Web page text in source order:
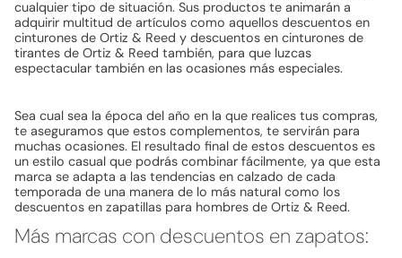
cualquier tipo de situación. Sus productos te animarán a
adquirir multitud de artículos como aquellos descuentos en
cinturones de Ortiz & Reed y descuentos en cinturones de
tirantes de Ortiz & Reed también, para que luzcas
espectacular también en las ocasiones más especiales.
Sea cual sea la época del año en la que realices tus compras,
te aseguramos que estos complementos, te servirán para
muchas ocasiones. El resultado final de estos descuentos es
un estilo casual que podrás combinar fácilmente, ya que esta
marca se adapta a las tendencias en calzado de cada
temporada de una manera de lo más natural como los
descuentos en zapatillas para hombres de Ortiz & Reed.
Más marcas con descuentos en zapatos: